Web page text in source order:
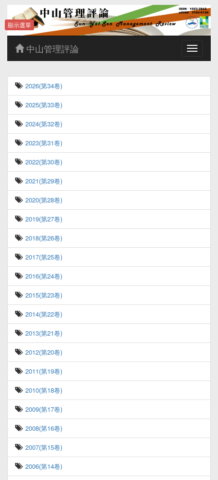
Toggle
中山管理評論
2026(第34卷)
2025(第33卷)
2024(第32卷)
2023(第31卷)
2022(第30卷)
2021(第29卷)
2020(第28卷)
2019(第27卷)
2018(第26卷)
2017(第25卷)
2016(第24卷)
2015(第23卷)
2014(第22卷)
2013(第21卷)
2012(第20卷)
2011(第19卷)
2010(第18卷)
2009(第17卷)
2008(第16卷)
2007(第15卷)
2006(第14卷)
顯示選單